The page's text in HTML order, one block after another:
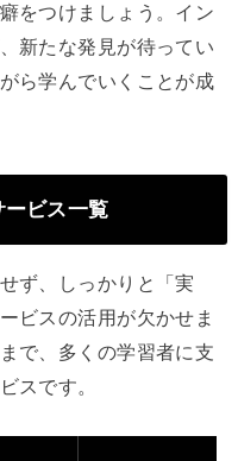
をつけましょう。イン
新たな発見が待ってい
ら学んでいくことが成
ビス一覧
ず、しっかりと「実
ビスの活用が欠かせま
で、多くの学習者に支
スです。